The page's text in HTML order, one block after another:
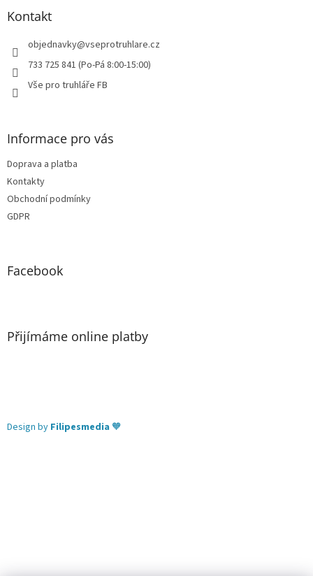
Kontakt
objednavky@vseprotruhlare.cz
733 725 841 (Po-Pá 8:00-15:00)
Vše pro truhláře FB
Informace pro vás
Doprava a platba
Kontakty
Obchodní podmínky
GDPR
Facebook
Přijímáme online platby
Design by Filipesmedia 🧡